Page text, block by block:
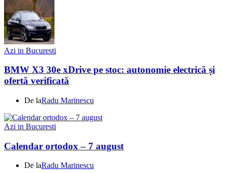
Azi in Bucuresti
BMW X3 30e xDrive pe stoc: autonomie electrică și
ofertă verificată
De laRadu Marinescu
Azi in Bucuresti
Calendar ortodox – 7 august
De laRadu Marinescu